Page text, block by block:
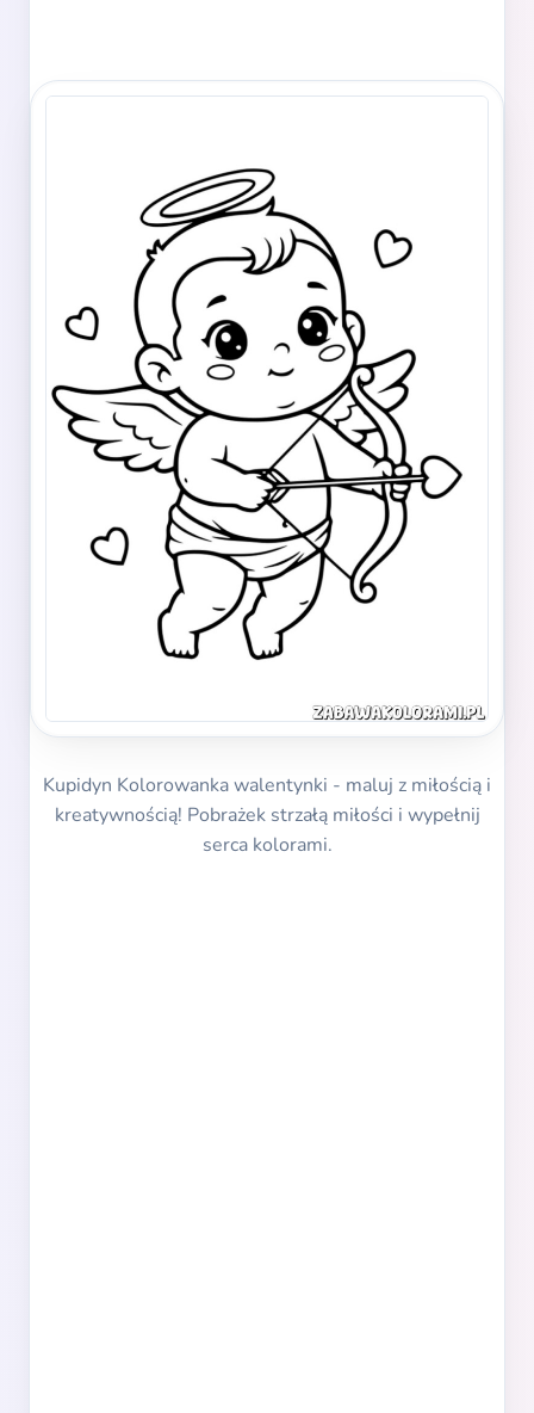
Kupidyn Kolorowanka walentynki - maluj z miłością i
kreatywnością! Pobrażek strzałą miłości i wypełnij
serca kolorami.